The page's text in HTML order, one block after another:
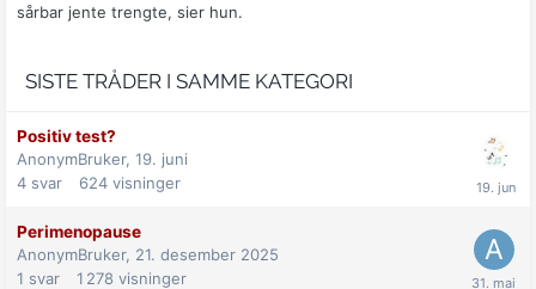
sårbar jente trengte, sier hun.
SISTE TRÅDER I SAMME KATEGORI
Positiv test?
AnonymBruker, 19. juni
4 svar 624 visninger
Perimenopause
AnonymBruker, 21. desember 2025
1 svar 1 278 visninger